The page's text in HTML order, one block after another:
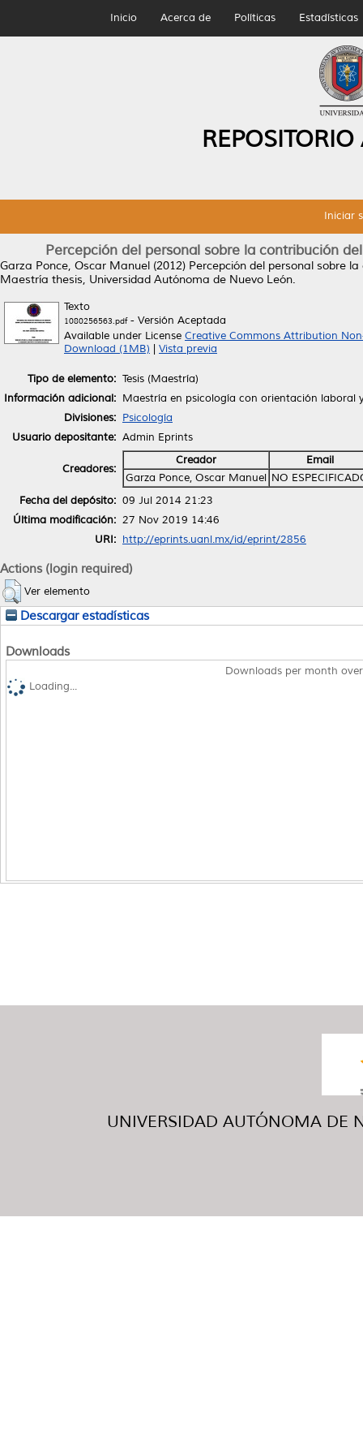
Inicio Acerca de Políticas Estadísticas
Iniciar
Percepción del personal sobre la contribución
Garza Ponce, Oscar Manuel (2012) Percepción del personal sobre
Maestría thesis, Universidad Autónoma de Nuevo León.
Texto
1080256563.pdf- Versión Aceptada
Available under License Creative Commons Attribution
Download (1MB)
Vista previa
Tipo de elemento: Tesis (Maestría)
Información adicional: Maestría en psicología con orientación laboral
Divisiones: Psicología
Usuario depositante: Admin Eprints
Creadores:
Creador
Email
Garza Ponce, Oscar Manuel NO
Fecha del depósito: 09 Jul 2014 21:23
Última modificación: 27 Nov 2019 14:46
URI: http://eprints.uanl.mx/id/eprint/2856
Actions (login required)
Ver elemento
Descargar estadísticas
Downloads
Downloads per month
Loading...
UNIVERSIDAD AUTÓNOMA DE